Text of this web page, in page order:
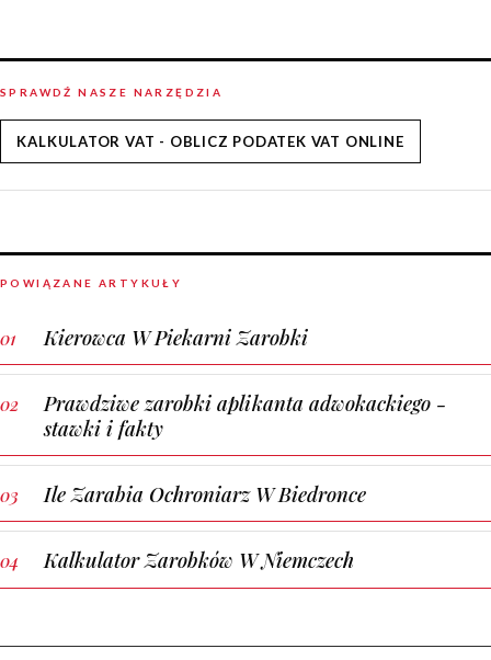
SPRAWDŹ NASZE NARZĘDZIA
KALKULATOR VAT - OBLICZ PODATEK VAT ONLINE
POWIĄZANE ARTYKUŁY
Kierowca W Piekarni Zarobki
Prawdziwe zarobki aplikanta adwokackiego -
stawki i fakty
Ile Zarabia Ochroniarz W Biedronce
Kalkulator Zarobków W Niemczech